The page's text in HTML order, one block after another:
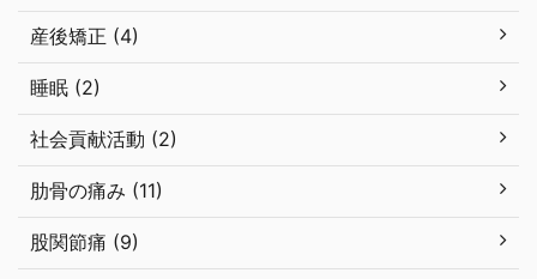
産後矯正 (4)
睡眠 (2)
社会貢献活動 (2)
肋骨の痛み (11)
股関節痛 (9)